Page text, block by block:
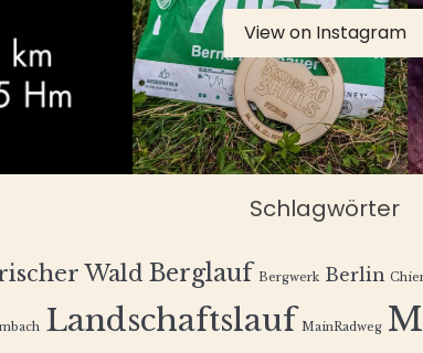
View on Instagram
Schlagwörter
Wald Berglauf Bergwerk Berlin
Landschaftslauf MainRadweg